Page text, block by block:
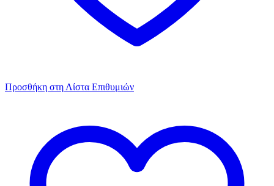
Προσθήκη στη Λίστα Επιθυμιών